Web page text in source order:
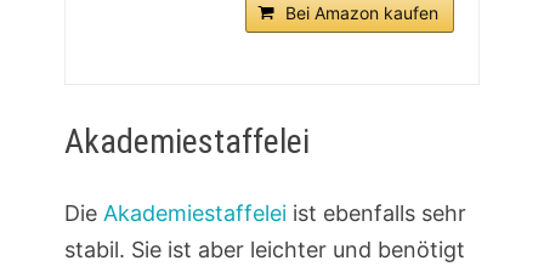
Bei Amazon kaufen
Akademiestaffelei
Die Akademiestaffeleiist ebenfalls sehr
stabil. Sie ist aber leichter und benötigt